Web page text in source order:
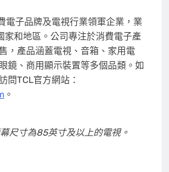
電子品牌及電視行業領軍企業，業
家和地區。公司專注於消費電子產
，產品涵蓋電視、音箱、家用電
鏡、商用顯示裝置等多個品類。如
問TCL官方網站：
。
尺寸為85英寸及以上的電視。